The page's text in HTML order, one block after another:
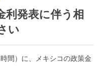
利発表に伴う相
い
間）に、メキシコの政策金